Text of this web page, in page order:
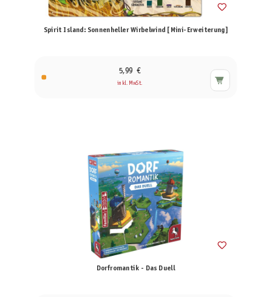
Spirit Island: Sonnenheller Wirbelwind [Mini-Erweiterung]
5,99 €
inkl. MwSt.
Dorfromantik - Das Duell